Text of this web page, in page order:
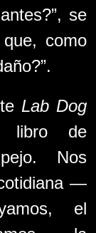
se
como
Lab Dog
libro de
Nos
—
el